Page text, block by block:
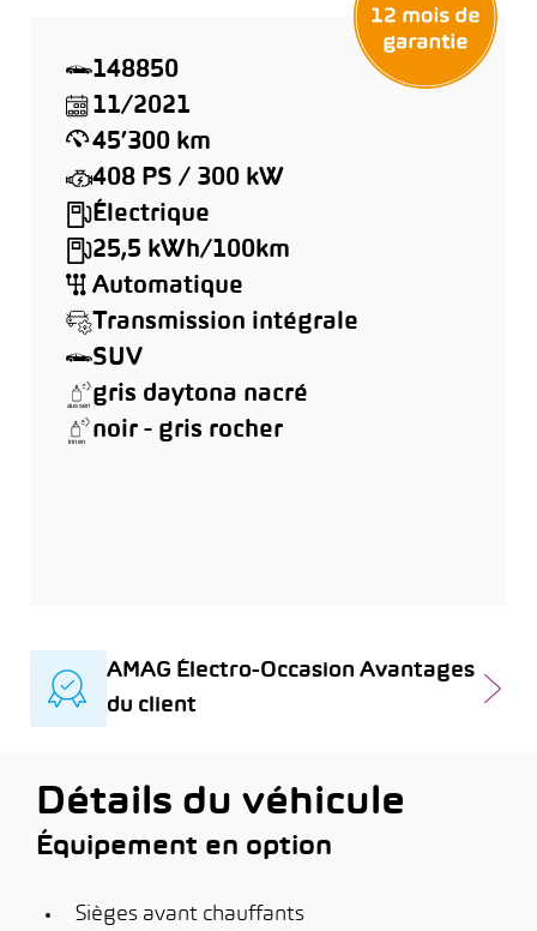
148850
11/2021
45’300 km
408 PS / 300 kW
Électrique
25,5 kWh/100km
Automatique
Transmission intégrale
SUV
gris daytona nacré
noir - gris rocher
AMAG Électro-Occasion Avantages
du client
Détails du véhicule
Équipement en option
Sièges avant chauffants